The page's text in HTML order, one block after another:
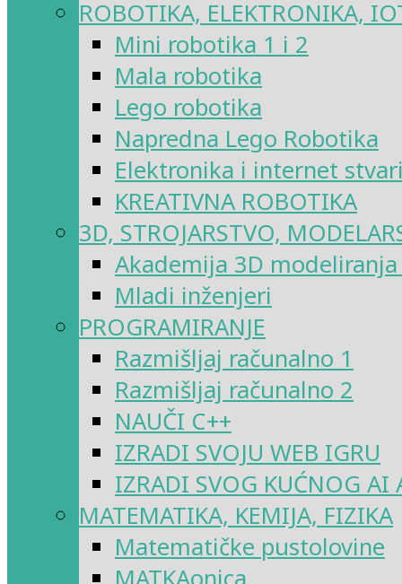
ROBOTIKA, ELEKTRONIKA,
Mini robotika 1 i 2
Mala robotika
Lego robotika
Napredna Lego Robotika
Elektronika i internet
KREATIVNA ROBOTIKA
3D, STROJARSTVO,
Akademija 3D
Mladi inženjeri
PROGRAMIRANJE
Razmišljaj računalno 1
Razmišljaj računalno 2
NAUČI C++
IZRADI SVOJU WEB IGRU
IZRADI SVOG KUĆNOG AI
MATEMATIKA, KEMIJA, FIZIKA
Matematičke pustolovine